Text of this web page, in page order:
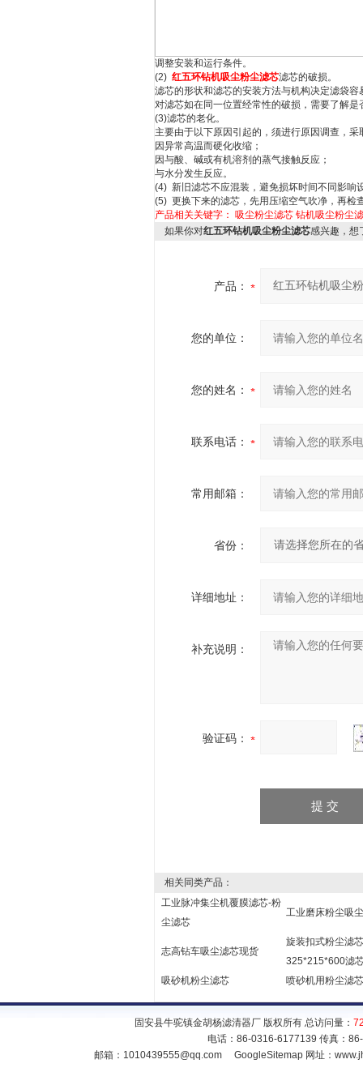
调整安装和运行条件。
(2) 红五环钻机吸尘粉尘滤芯滤芯的破损。
滤芯的形状和滤芯的安装方法与机构决定滤袋
对滤芯如在同一位置经常性的破损，需要了解
(3)滤芯的老化。
主要由于以下原因引起的，须进行原因调查，采
因异常高温而硬化收缩；
因与酸、碱或有机溶剂的蒸气接触反应；
与水分发生反应。
(4) 新旧滤芯不应混装，避免损坏时间不同影响
(5) 更换下来的滤芯，先用压缩空气吹净，再检
产品相关关键字： 吸尘粉尘滤芯 钻机吸尘粉尘
如果你对红五环钻机吸尘粉尘滤芯感兴趣，想
产品：
您的单位：
您的姓名：
联系电话：
常用邮箱：
省份：
详细地址：
补充说明：
验证码：
相关同类产品：
工业脉冲集尘机覆膜滤芯-粉
尘滤芯
工业磨床粉尘吸
志高钻车吸尘滤芯现货
旋装扣式粉尘滤芯
325*215*600滤
吸砂机粉尘滤芯
喷砂机用粉尘滤
固安县牛驼镇金胡杨滤清器厂 版权所有 总访问量：
电话：86-0316-6177139 传真：
邮箱： 1010439555@qq.com GoogleSitemap网址：